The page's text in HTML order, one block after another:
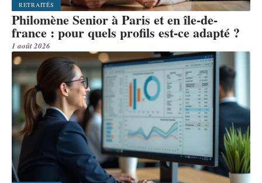
RETRAITÉS
Philomène Senior à Paris et en île-de-
france : pour quels profils est-ce adapté ?
1 août 2026